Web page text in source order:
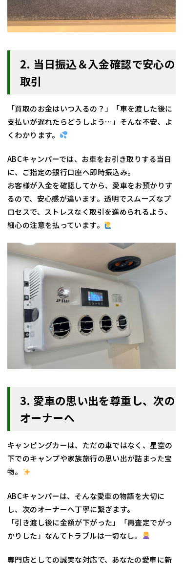
2. 当日振込＆入金確認で安心の
取引
「買取のお金はいつ入るの？」「車を渡した後に
支払いが遅れたらどうしよう…」そんな不安、よ
くわかります。
ABCキャンパーでは、お車をお引き取りする当日
に、ご指定の銀行口座へ即時振込み。
お客様が入金を確認してから、愛車をお預かりす
るので、安心感が違います。透明でスムーズなプ
ロセスで、ストレスなく取引を進められるよう、
細心の注意を払っています。
3. 愛車の思い出を尊重し、次の
オーナーへ
キャンピングカーは、ただの車ではなく、星空の
下でのキャンプや家族旅行の思い出が詰まった宝
物。
ABCキャンパーは、そんな愛車の物語を大切に
し、次のオーナーへ丁寧に繋ぎます。
「引き渡し後に金額が下がった」「再査定でがっ
かりした」なんてトラブルは一切なし。
専門店としての誠実な対応で、あなたの愛車に新